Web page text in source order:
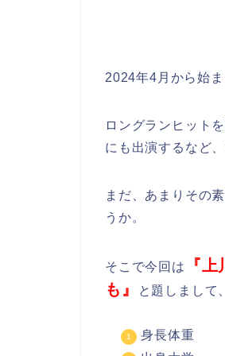
2024年4月から始
ロングランヒット
にも出演するなど
まだ、あまりその
うか。
そこで今回は
『
も』
と題しまして
身長体重